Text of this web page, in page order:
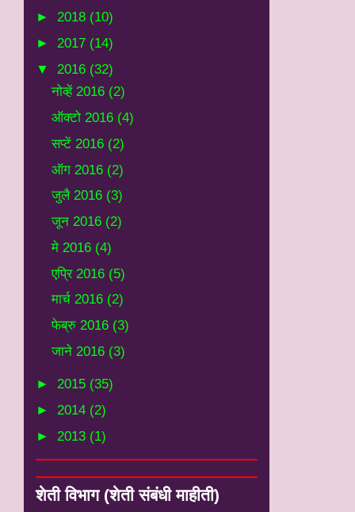
► 2018 (10)
► 2017 (14)
▼ 2016 (32)
नोव्हें 2016 (2)
ऑक्टो 2016 (4)
सप्टें 2016 (2)
ऑग 2016 (2)
जुलै 2016 (3)
जून 2016 (2)
मे 2016 (4)
एप्रि 2016 (5)
मार्च 2016 (2)
फेब्रु 2016 (3)
जाने 2016 (3)
► 2015 (35)
► 2014 (2)
► 2013 (1)
शेती विभाग (शेती संबंधी माहीती)